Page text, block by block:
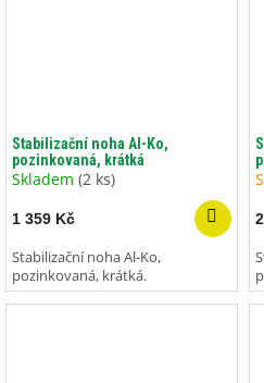
Stabilizační noha Al-Ko,
pozinkovaná, krátká
Skladem (2 ks)
1 359 Kč
Stabilizační noha Al-Ko,
pozinkovaná, krátká.